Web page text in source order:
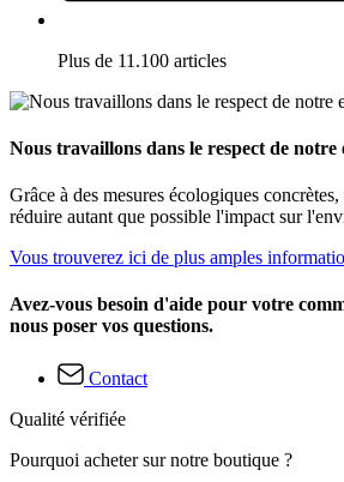
Plus de 11.100 articles
Nous travaillons dans le respect de
Grâce à des mesures écologiques
réduire autant que possible l'impact sur
Vous trouverez ici de plus amples
Avez-vous besoin d'aide pour votre
nous poser vos questions.
Contact
Qualité vérifiée
Pourquoi acheter sur notre boutique ?